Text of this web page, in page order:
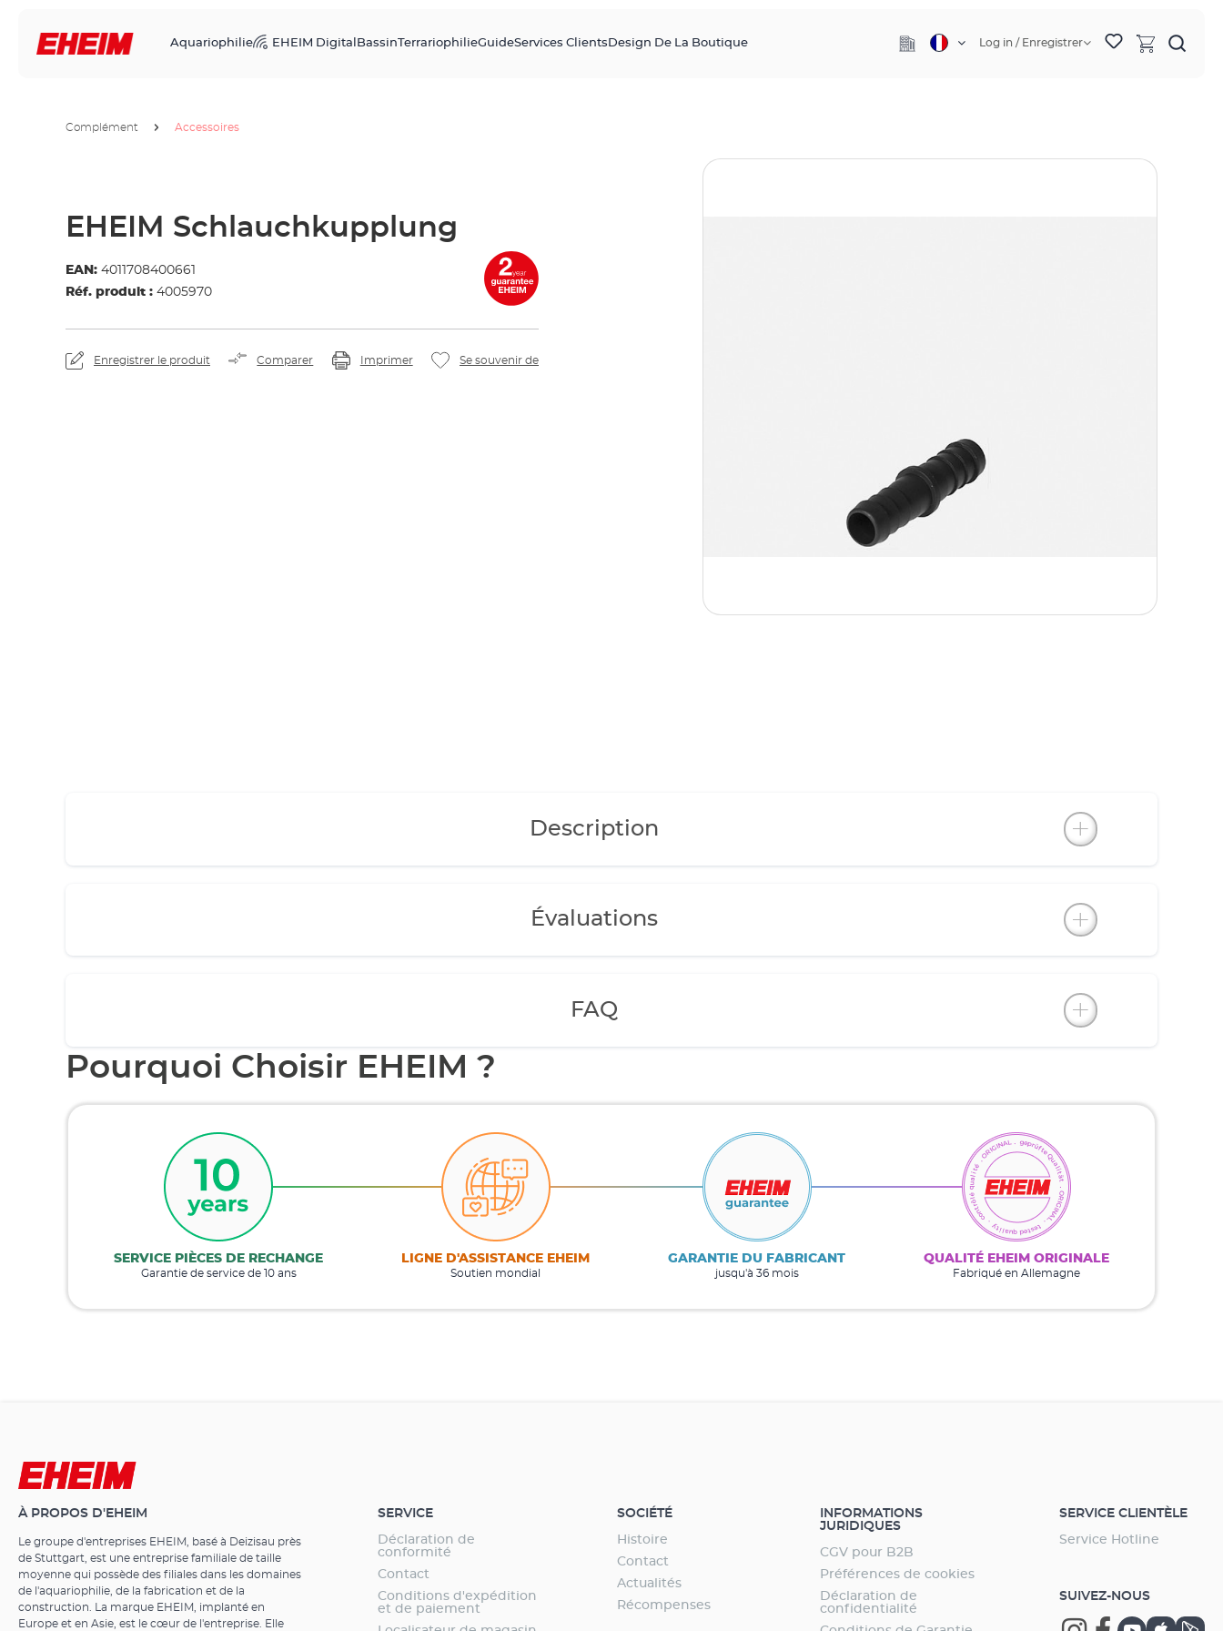
Aquariophilie EHEIM Digital BassinTerrariophilieGuideServices Clients Design De La Boutique Log in / Enregistrer
Complément Accessoires
EHEIM Schlauchkupplung
EAN: 4011708400661
Réf. produit : 4005970
Enregistrer le produit Comparer Imprimer Se souvenir de
Description
Évaluations
FAQ
Pourquoi Choisir EHEIM ?
SERVICE PIÈCES DE RECHANGE
Garantie de service de 10 ans
LIGNE D'ASSISTANCE EHEIM
Soutien mondial
GARANTIE DU FABRICANT
jusqu'à 36 mois
QUALITÉ EHEIM ORIGINALE
Fabriqué en Allemagne
À PROPOS D'EHEIM
Le groupe d'entreprises EHEIM, basé à Deizisau près
de Stuttgart, est une entreprise familiale de taille
moyenne qui possède des filiales dans les domaines
de l'aquariophilie, de la fabrication et de la
construction. La marque EHEIM, implanté en
Europe et en Asie, est le cœur de l'entreprise. Elle
SERVICE
Déclaration de
conformité
Contact
Conditions d'expédition
et de paiement
SOCIÉTÉ
Histoire
Contact
Actualités
Récompenses
INFORMATIONS
JURIDIQUES
CGV pour B2B
Préférences de cookies
Déclaration de
confidentialité
SERVICE CLIENTÈLE
Service Hotline
SUIVEZ-NOUS